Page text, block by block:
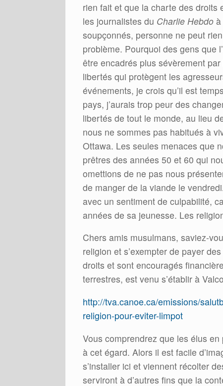
rien fait et que la charte des droits
les journalistes du Charlie Hebdo
soupçonnés, personne ne peut
problème. Pourquoi des gens que
être encadrés plus sévèrement
libertés qui protègent les
événements, je crois qu’il est
pays, j’aurais trop peur des
libertés de tout le monde, au lieu
nous ne sommes pas habitués à
Ottawa. Les seules menaces que
prêtres des années 50 et 60 qui
omettions de ne pas nous
de manger de la viande le
avec un sentiment de culpabilité,
années de sa jeunesse. Les
Chers amis musulmans, saviez-
religion et s’exempter de payer
droits et sont encouragés
terrestres, est venu s’établir à
http://tva.canoe.ca/emissions/
religion-pour-eviter-limpot
Vous comprendrez que les élus en
à cet égard. Alors il est facile
s’installer ici et viennent récolter
serviront à d’autres fins que la